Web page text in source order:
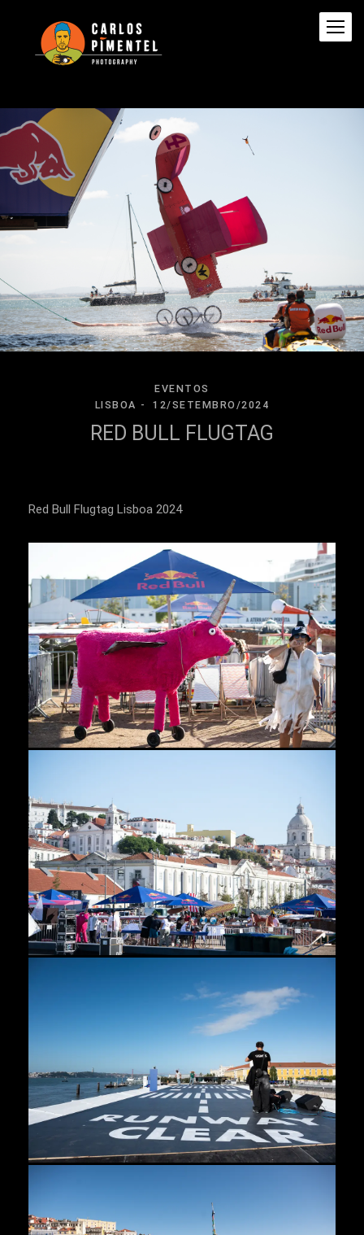
EVENTOS
LISBOA
12/SETEMBRO/2024
RED BULL FLUGTAG
Red Bull Flugtag Lisboa 2024